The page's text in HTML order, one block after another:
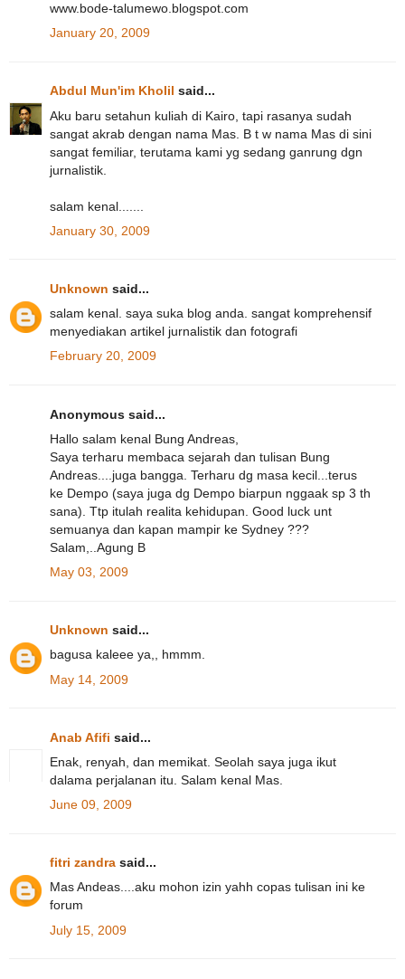
www.bode-talumewo.blogspot.com
January 20, 2009
Abdul Mun'im Kholil said...
Aku baru setahun kuliah di Kairo, tapi rasanya sudah
sangat akrab dengan nama Mas. B t w nama Mas di sini
sangat femiliar, terutama kami yg sedang ganrung dgn
jurnalistik.
salam kenal.......
January 30, 2009
Unknown said...
salam kenal. saya suka blog anda. sangat komprehensif
menyediakan artikel jurnalistik dan fotografi
February 20, 2009
Anonymous said...
Hallo salam kenal Bung Andreas,
Saya terharu membaca sejarah dan tulisan Bung
Andreas....juga bangga. Terharu dg masa kecil...terus
ke Dempo (saya juga dg Dempo biarpun nggaak sp 3 th
sana). Ttp itulah realita kehidupan. Good luck unt
semuanya dan kapan mampir ke Sydney ???
Salam,..Agung B
May 03, 2009
Unknown said...
bagusa kaleee ya,, hmmm.
May 14, 2009
Anab Afifi said...
Enak, renyah, dan memikat. Seolah saya juga ikut
dalama perjalanan itu. Salam kenal Mas.
June 09, 2009
fitri zandra said...
Mas Andeas....aku mohon izin yahh copas tulisan ini ke
forum
July 15, 2009